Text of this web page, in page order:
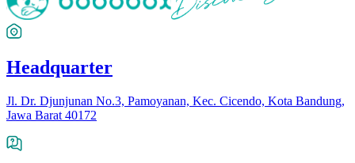
Headquarter
Jl. Dr. Djunjunan No.3, Pamoyanan, Kec. Cicendo, Kota Bandung,
Jawa Barat 40172